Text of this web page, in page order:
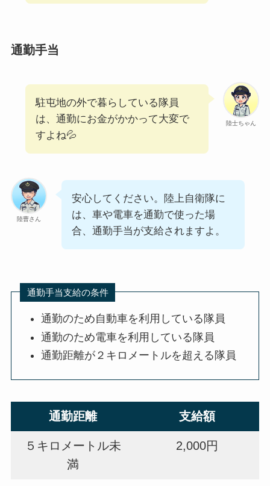
通勤手当
陸士ちゃん
駐屯地の外で暮らしている隊員
は、通勤にお金がかかって大変で
すよね💦
陸曹さん
安心してください。陸上自衛隊に
は、車や電車を通勤で使った場
合、通勤手当が支給されますよ。
通勤手当支給の条件
通勤のため自動車を利用している隊員
通勤のため電車を利用している隊員
通勤距離が２キロメートルを超える隊員
通勤距離 支給額
５キロメートル未
満
2,000円